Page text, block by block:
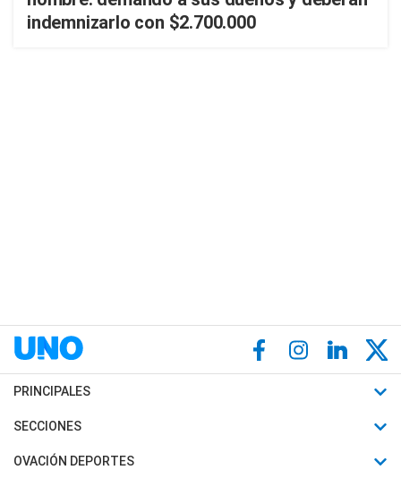
indemnizarlo con $2.700.000
PRINCIPALES
Últimas Noticias
Política
SECCIONES
Horóscopo
OVACIÓN DEPORTES